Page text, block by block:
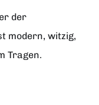
der
modern, witzig,
Tragen.